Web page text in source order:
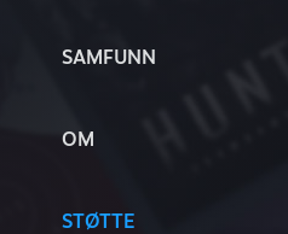
SAMFUNN
OM
STØTTE